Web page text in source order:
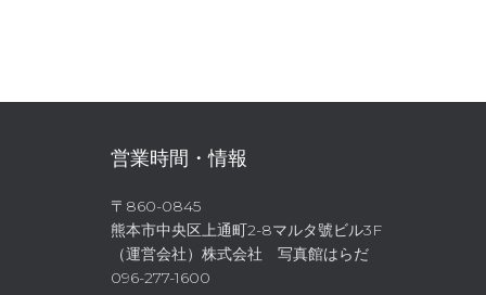
営業時間・情報
〒860-0845
熊本市中央区上通町2-8マルタ號ビル3F
（運営会社）株式会社 写真館はらだ
096-277-1600